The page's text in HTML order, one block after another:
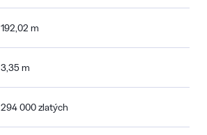
192,02 m
3,35 m
294 000 zlatých